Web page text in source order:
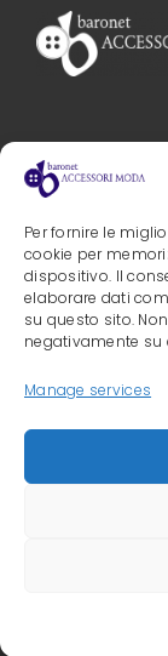
Per fornire le
cookie per
dispositivo. Il
elaborare dati
su questo sito.
negativamente su
Manage services
Via Nobel, 4 –
(Mo)
Tel. 059/691140
059/691043
E-mail:
© 2026 •